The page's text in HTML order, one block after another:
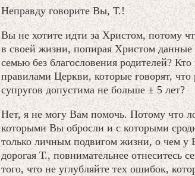
Неправду говорите Вы, Т.!
Вы не хотите идти за Христом, потому
в своей жизни, попирая Христом данные
семью без благословения родителей? Кто
правилами Церкви, которые говорят, что
супругов допустима не больше ± 5 лет?
Нет, я не могу Вам помочь. Потому что
которыми Вы обросли и с которыми
только личным подвигом жизни, о чем у
дорогая Т., повнимательнее отнеситесь
того, что не углубляйте тех ошибок,